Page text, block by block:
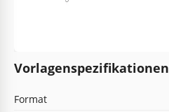
Vorlagenspezifikationen
Format